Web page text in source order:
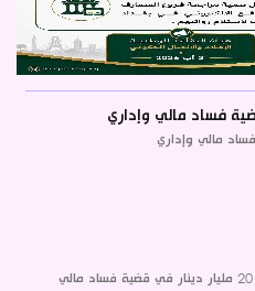
اعلن مجلس القضاء الاعلى، عن استرداد 20 مليار دينار في قضية فساد مالي